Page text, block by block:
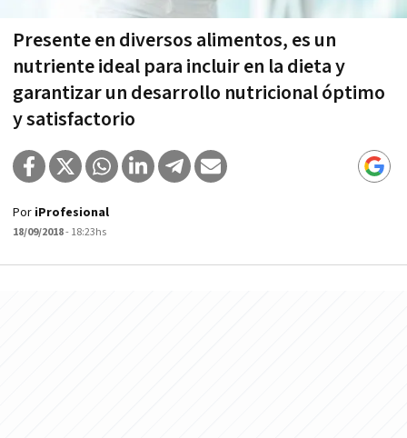
Presente en diversos alimentos, es un
nutriente ideal para incluir en la dieta y
garantizar un desarrollo nutricional óptimo
y satisfactorio
Por iProfesional
18/09/2018- 18:23hs